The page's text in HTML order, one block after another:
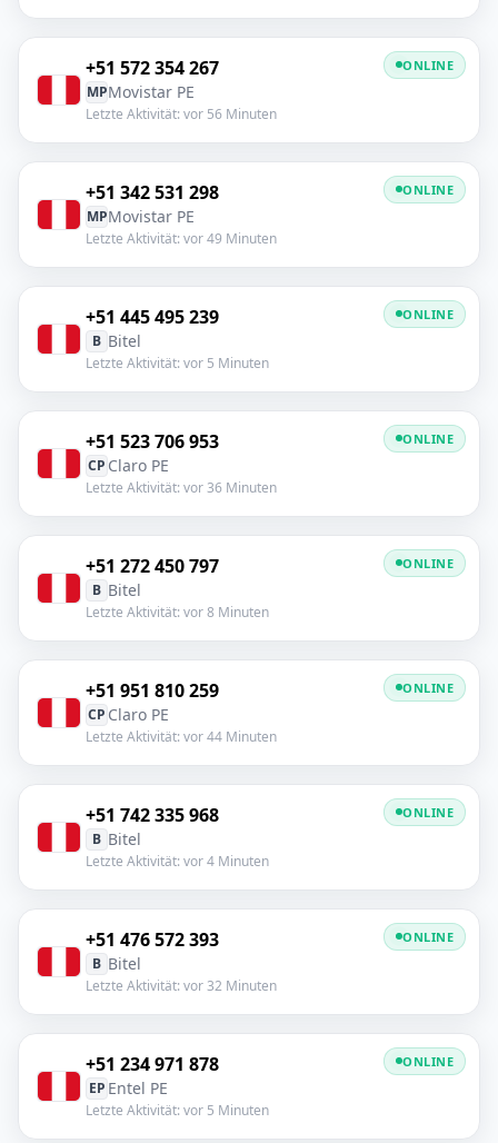
+51 572 354 267
MPMovistar PE
Letzte Aktivität: vor 56 Minuten
ONLINE
+51 342 531 298
MPMovistar PE
Letzte Aktivität: vor 49 Minuten
ONLINE
+51 445 495 239
B Bitel
Letzte Aktivität: vor 5 Minuten
ONLINE
+51 523 706 953
CP Claro PE
Letzte Aktivität: vor 36 Minuten
ONLINE
+51 272 450 797
B Bitel
Letzte Aktivität: vor 8 Minuten
ONLINE
+51 951 810 259
CP Claro PE
Letzte Aktivität: vor 44 Minuten
ONLINE
+51 742 335 968
B Bitel
Letzte Aktivität: vor 4 Minuten
ONLINE
+51 476 572 393
B Bitel
Letzte Aktivität: vor 32 Minuten
ONLINE
+51 234 971 878
EP Entel PE
Letzte Aktivität: vor 5 Minuten
ONLINE